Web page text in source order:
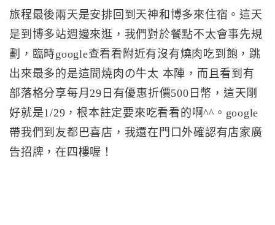
旅程最後兩天是安排回到天神和博多來住宿。這天
是到博多站週邊來逛，我們對於餐點不太會事先規
劃，臨時google查看看附近有沒有燒肉吃到飽，跳
出來最多的是這間焼肉の牛太 本陣，而且看到有
部落格分享每月29日有優惠折價500日幣，這天剛
好就是1/29，根本註定要來吃看看的啊^^。google
帶我們到友都巴喜店，我還在門口外確認有店家廣
告招牌，在四樓喔！